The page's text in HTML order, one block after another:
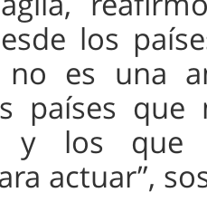
los
es una
países
y los que
actuar”,